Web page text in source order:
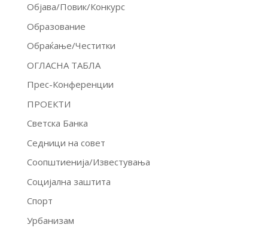
Објава/Повик/Конкурс
Образование
Обраќање/Честитки
ОГЛАСНА ТАБЛА
Прес-Конференции
ПРОЕКТИ
Светска Банка
Седници на совет
Соопштиенија/Известувања
Социјална заштита
Спорт
Урбанизам